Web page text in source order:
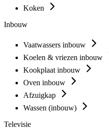
Koken
Inbouw
Vaatwassers inbouw
Koelen & vriezen inbouw
Kookplaat inbouw
Oven inbouw
Afzuigkap
Wassen (inbouw)
Televisie